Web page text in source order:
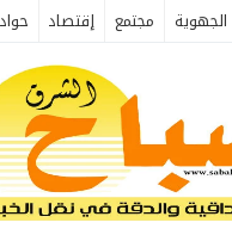
الجهوية مجتمع إقتصاد